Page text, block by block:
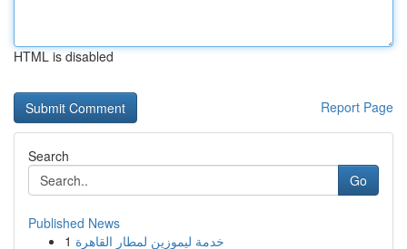
HTML is disabled
Report Page
Search
Go
Published News
1 خدمة ليموزين لمطار القاهرة